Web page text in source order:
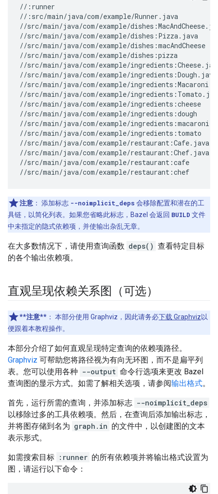
//:runner
//:src/main/java/com/example/Runner.java
//src/main/java/com/example/
//src/main/java/com/example/dishes:Pizza.java
//src/main/java/com/example/dishes:macAndCheese
//src/main/java/com/example/dishes:pizza
//src/main/java/com/example/
//src/main/java/com/example/ingredients:Dough.java
//src/main/java/com/example/
//src/main/java/com/example/
//src/main/java/com/example/ingredients:cheese
//src/main/java/com/example/ingredients:dough
//src/main/java/com/example/ingredients:macaroni
//src/main/java/com/example/ingredients:tomato
//src/main/java/com/example/restaurant:Cafe.java
//src/main/java/com/example/restaurant:Chef.java
//src/main/java/com/example/restaurant:cafe
注意 ： 添加标志 --noimplicit_deps 会移除配置和潜在的工
具链，以简化列表。如果您省略此标志，Bazel 会返回 BUILD 文件
中未指定的隐式依赖项，并使输出杂乱无章。
在大多数情况下，请使用查询函数 deps() 查看特定目标
的各个输出依赖项。
直观呈现依赖关系图（可选）
**注意** ： 本部分使用 Graphviz，因此请务必下载 Graphviz以
便跟着本教程操作。
本部分介绍了如何直观呈现特定查询的依赖项路径。
Graphviz 可帮助您将路径视为有向无环图，而不是扁平列
表。您可以使用各种 --output 命令行选项来更改 Bazel
查询图的显示方式。如需了解相关选项，请参阅输出格式。
首先，运行所需的查询，并添加标志 --noimplicit_deps
以移除过多的工具依赖项。然后，在查询后添加输出标志，
并将图存储到名为 graph.in 的文件中，以创建图的文本
表示形式。
如需搜索目标 :runner 的所有依赖项并将输出格式设置为
图，请运行以下命令：